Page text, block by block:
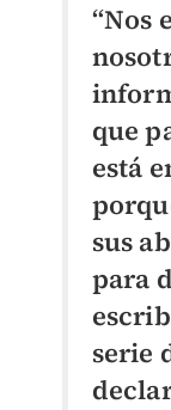
“Nos
que
está
sus
para
serie